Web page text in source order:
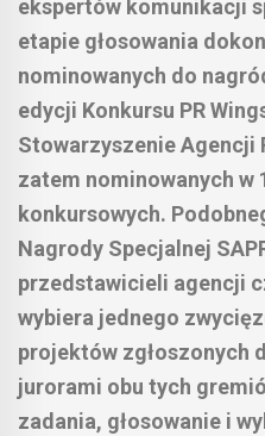
ekspertów komunikacji
etapie głosowania
nominowanych do
edycji Konkursu PR
Stowarzyszenie Agencji
zatem nominowanych w
konkursowych.
Nagrody Specjalnej
przedstawicieli agencji
wybiera jednego
projektów zgłoszonych
jurorami obu tych
zadania, głosowanie i